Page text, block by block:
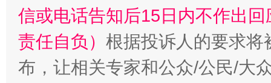
漫山遍野的桃花与雪山、麦地、白藏房 除
信或电话告知后15日内不作出
责任自负） 根据投诉人的要求将
布，让相关专家和公众/公民/大